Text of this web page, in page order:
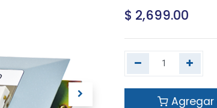
$ 2,699.00